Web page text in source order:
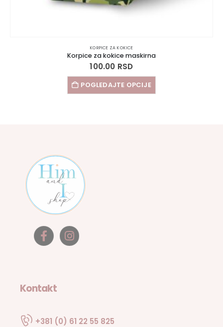
KORPICE ZA KOKICE
Korpice za kokice maskirna
100.00 RSD
POGLEDAJTE OPCIJE
Kontakt
+381 (0) 61 22 55 825